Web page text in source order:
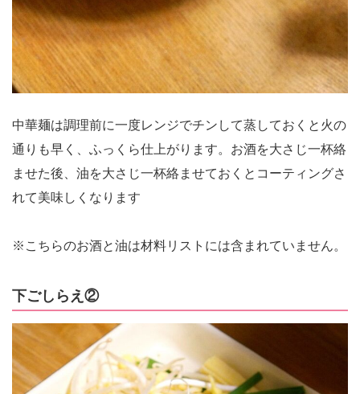
中華麺は調理前に一度レンジでチンして蒸しておくと火の
通りも早く、ふっくら仕上がります。お酒を大さじ一杯絡
ませた後、油を大さじ一杯絡ませておくとコーティングさ
れて美味しくなります
※こちらのお酒と油は材料リストには含まれていません。
下ごしらえ②